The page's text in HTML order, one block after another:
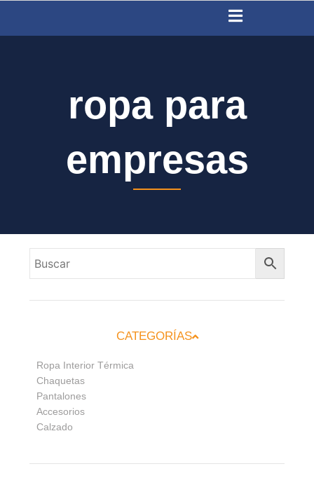
contenido
ropa para
empresas
CATEGORÍAS
Ropa Interior Térmica
Chaquetas
Pantalones
Accesorios
Calzado